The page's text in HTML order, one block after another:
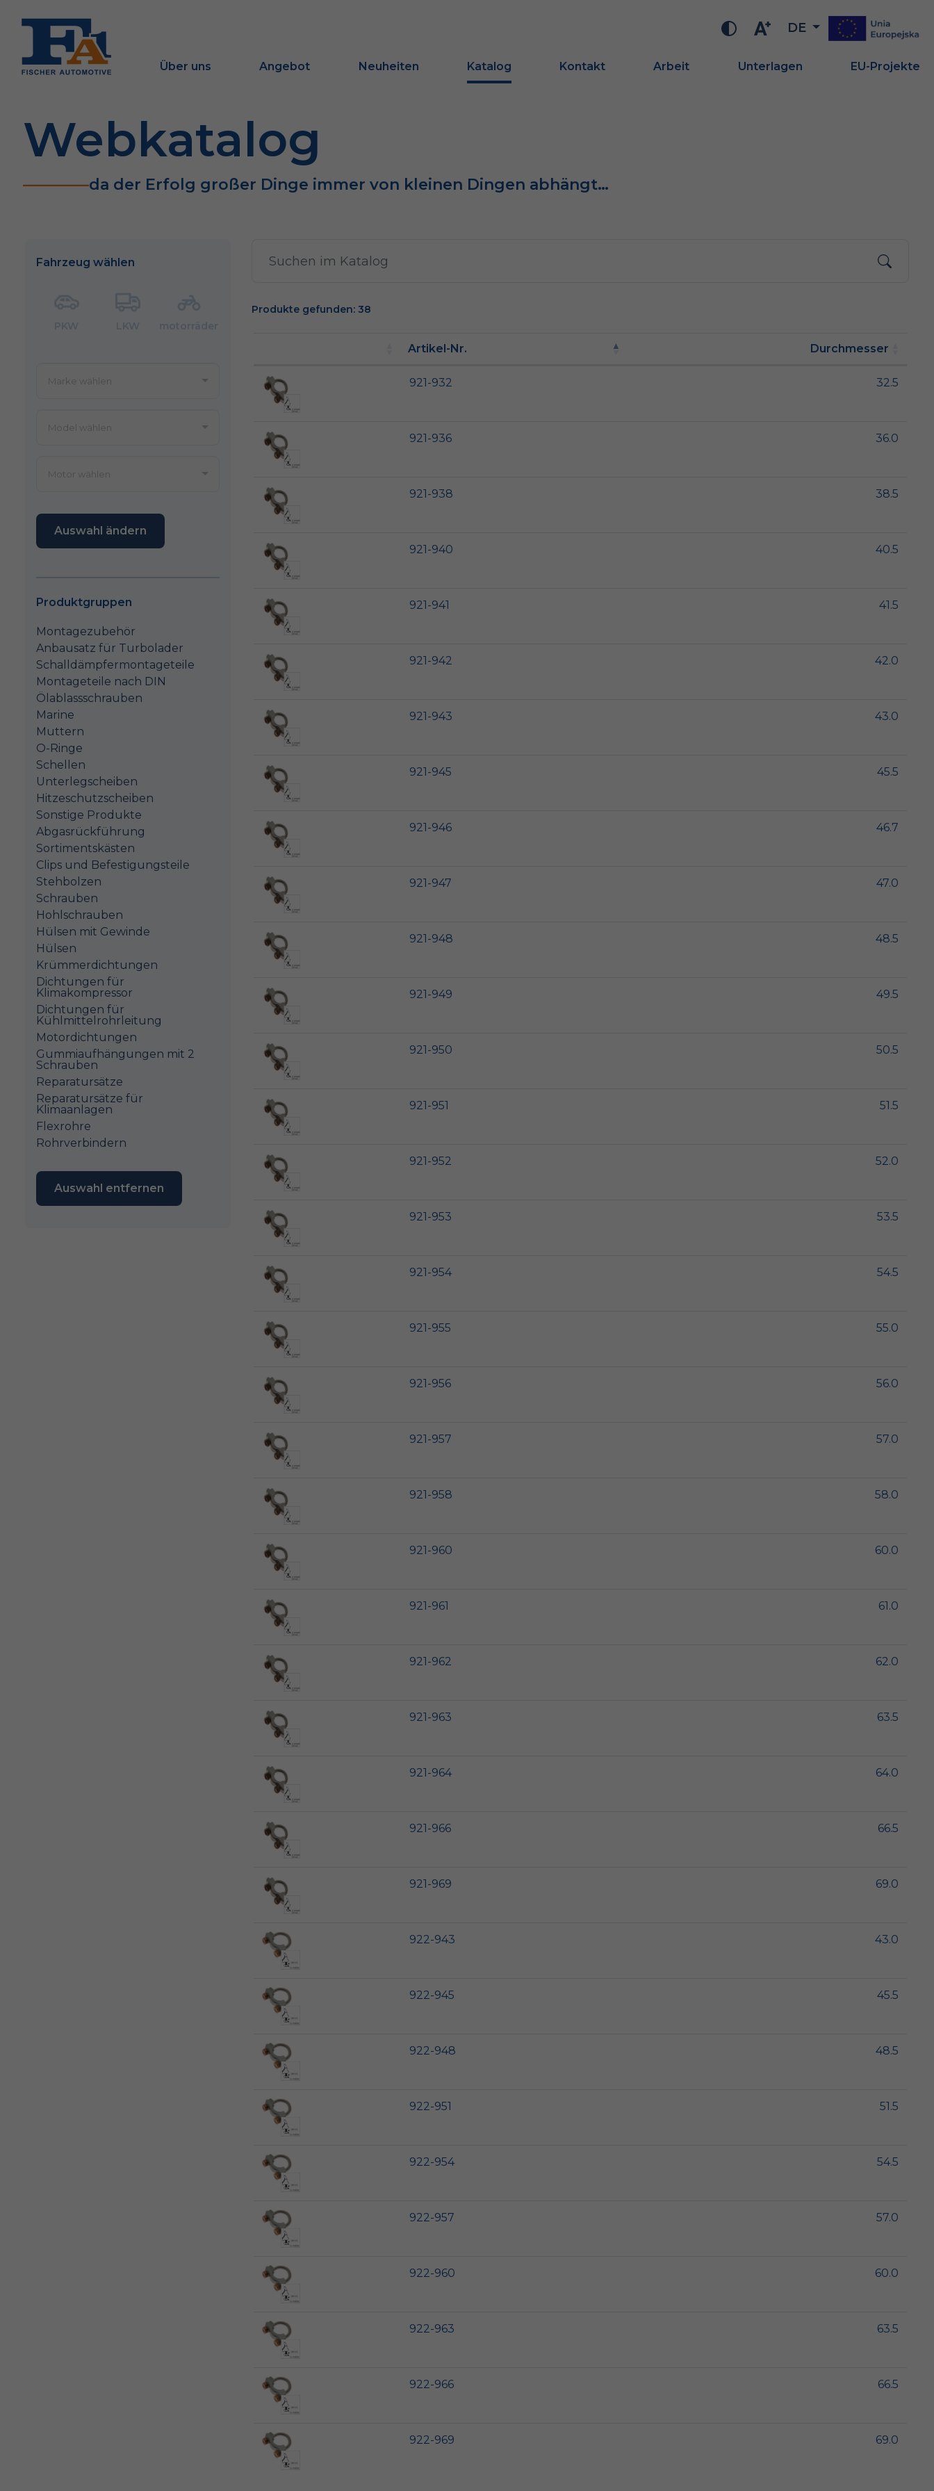
DE
Über uns Angebot Neuheiten Katalog Kontakt Arbeit Unterlagen EU-Projekte
Webkatalog
da der Erfolg großer Dinge immer von kleinen Dingen abhängt…
Fahrzeug wählen
Auswahl ändern
Produktgruppen
Montagezubehör
Anbausatz für Turbolader
Schalldämpfermontageteile
Montageteile nach DIN
Ölablassschrauben
Marine
Muttern
O-Ringe
Schellen
Unterlegscheiben
Hitzeschutzscheiben
Sonstige Produkte
Abgasrückführung
Sortimentskästen
Clips und Befestigungsteile
Stehbolzen
Schrauben
Hohlschrauben
Hülsen mit Gewinde
Hülsen
Krümmerdichtungen
Dichtungen für
Klimakompressor
Dichtungen für
Kühlmittelrohrleitung
Motordichtungen
Gummiaufhängungen mit 2
Schrauben
Reparatursätze
Reparatursätze für
Klimaanlagen
Flexrohre
Rohrverbindern
Auswahl entfernen
Produkte gefunden: 38
Artikel-Nr. Durchmesser
921-932 32.5
921-936 36.0
921-938 38.5
921-940 40.5
921-941 41.5
921-942 42.0
921-943 43.0
921-945 45.5
921-946 46.7
921-947 47.0
921-948 48.5
921-949 49.5
921-950 50.5
921-951 51.5
921-952 52.0
921-953 53.5
921-954 54.5
921-955 55.0
921-956 56.0
921-957 57.0
921-958 58.0
921-960 60.0
921-961 61.0
921-962 62.0
921-963 63.5
921-964 64.0
921-966 66.5
921-969 69.0
922-943 43.0
922-945 45.5
922-948 48.5
922-951 51.5
922-954 54.5
922-957 57.0
922-960 60.0
922-963 63.5
922-966 66.5
922-969 69.0